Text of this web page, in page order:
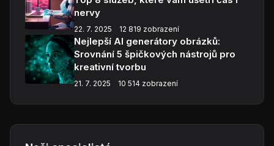
nervy
22. 7. 2025 12 819 zobrazení
Nejlepší AI generátory obrázků:
Srovnání 5 špičkových nástrojů pro
kreativní tvorbu
21. 7. 2025 10 514 zobrazení